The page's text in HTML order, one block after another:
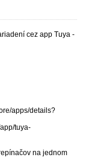
cez app Tuya -
apps/details?
tuya-
na jednom